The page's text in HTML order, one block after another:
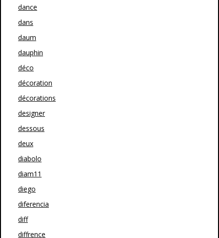
dance
dans
daum
dauphin
déco
décoration
décorations
designer
dessous
deux
diabolo
diam11
diego
diferencia
diff
diffrence